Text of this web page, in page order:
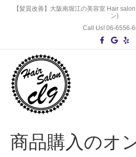
【髪質改善】大阪南堀江の美容室 Hair
ン)
Call Us! 06-6556-
c
G
o
l
商品購入のオ